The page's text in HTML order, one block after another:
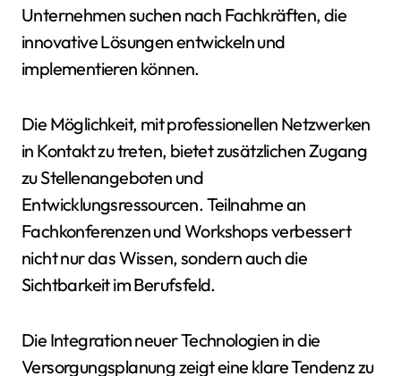
Unternehmen suchen nach Fachkräften, die
innovative Lösungen entwickeln und
implementieren können.
Die Möglichkeit, mit professionellen Netzwerken
in Kontakt zu treten, bietet zusätzlichen Zugang
zu Stellenangeboten und
Entwicklungsressourcen. Teilnahme an
Fachkonferenzen und Workshops verbessert
nicht nur das Wissen, sondern auch die
Sichtbarkeit im Berufsfeld.
Die Integration neuer Technologien in die
Versorgungsplanung zeigt eine klare Tendenz zu